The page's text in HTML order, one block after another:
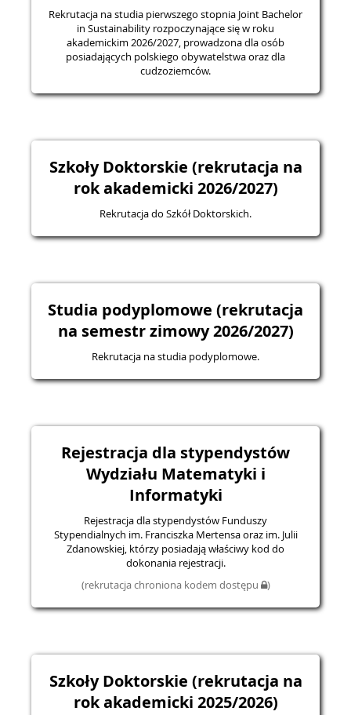
Rekrutacja na studia pierwszego stopnia Joint Bachelor
in Sustainability rozpoczynające się w roku
akademickim 2026/2027, prowadzona dla osób
posiadających polskiego obywatelstwa oraz dla
cudzoziemców.
Szkoły Doktorskie (rekrutacja na
rok akademicki 2026/2027)
Rekrutacja do Szkół Doktorskich.
Studia podyplomowe (rekrutacja
na semestr zimowy 2026/2027)
Rekrutacja na studia podyplomowe.
Rejestracja dla stypendystów
Wydziału Matematyki i
Informatyki
Rejestracja dla stypendystów Funduszy
Stypendialnych im. Franciszka Mertensa oraz im. Julii
Zdanowskiej, którzy posiadają właściwy kod do
dokonania rejestracji.
(rekrutacja chroniona kodem dostępu
)
Szkoły Doktorskie (rekrutacja na
rok akademicki 2025/2026)